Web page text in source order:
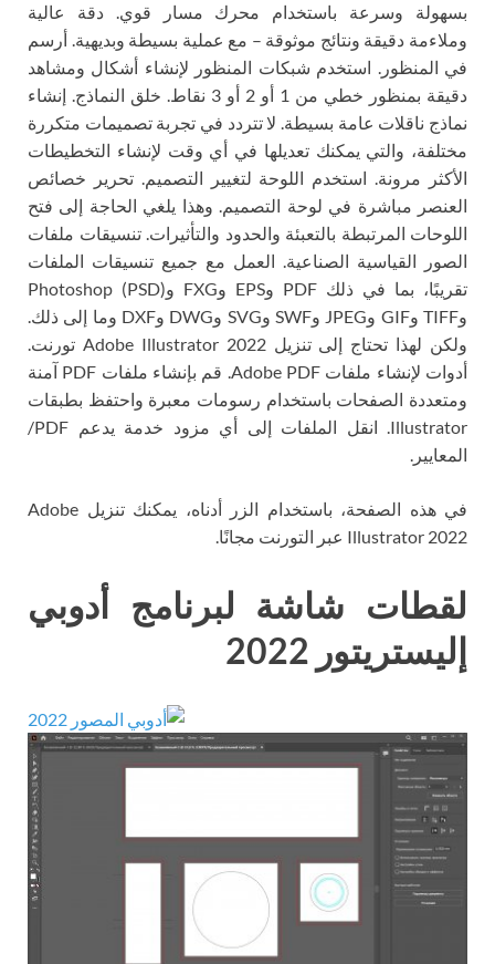
بسهولة وسرعة باستخدام محرك مسار قوي. دقة عالية
وملاءمة دقيقة ونتائج موثوقة – مع عملية بسيطة وبديهية. أرسم
في المنظور. استخدم شبكات المنظور لإنشاء أشكال ومشاهد
دقيقة بمنظور خطي من 1 أو 2 أو 3 نقاط. خلق النماذج. إنشاء
نماذج ناقلات عامة بسيطة. لا تتردد في تجربة تصميمات متكررة
مختلفة، والتي يمكنك تعديلها في أي وقت لإنشاء التخطيطات
الأكثر مرونة. استخدم اللوحة لتغيير التصميم. تحرير خصائص
العنصر مباشرة في لوحة التصميم. وهذا يلغي الحاجة إلى فتح
اللوحات المرتبطة بالتعبئة والحدود والتأثيرات. تنسيقات ملفات
الصور القياسية الصناعية. العمل مع جميع تنسيقات الملفات
تقريبًا، بما في ذلك PDF وEPS وFXG وPhotoshop (PSD)
وTIFF وGIF وJPEG وSWF وSVG وDWG وDXF وما إلى ذلك.
ولكن لهذا تحتاج إلى تنزيل Adobe Illustrator 2022 تورنت.
أدوات لإنشاء ملفات Adobe PDF. قم بإنشاء ملفات PDF آمنة
ومتعددة الصفحات باستخدام رسومات معبرة واحتفظ بطبقات
Illustrator. انقل الملفات إلى أي مزود خدمة يدعم PDF/
المعايير.
في هذه الصفحة، باستخدام الزر أدناه، يمكنك تنزيل Adobe
Illustrator 2022 عبر التورنت مجانًا.
لقطات شاشة لبرنامج أدوبي
إليستريتور 2022